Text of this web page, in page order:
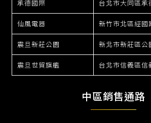
承德國際 台北市大同區承
仙風電器 新竹市北區經國
震旦新莊公園 新北市新莊區公
震旦世貿旗艦 台北市信義區信
中區銷售通路